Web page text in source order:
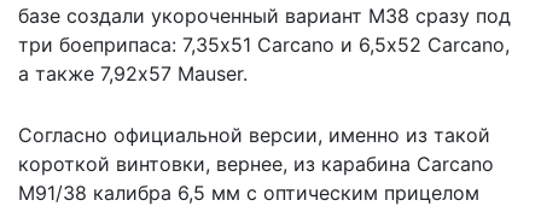
базе создали укороченный вариант М38 сразу под
три боеприпаса: 7,35х51 Carcano и 6,5х52 Carcano,
а также 7,92х57 Mauser.
Согласно официальной версии, именно из такой
короткой винтовки, вернее, из карабина Carcano
M91/38 калибра 6,5 мм с оптическим прицелом